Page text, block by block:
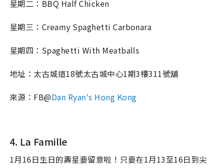
星期二：BBQ Half Chicken
星期三：Creamy Spaghetti Carbonara
星期四：Spaghetti With Meatballs
地址：太古城道18號太古城中心1期3樓311號舖
來源：FB@Dan Ryan's Hong Kong
4. La Famille
1月16日生日的壽星要留意啦！ 只要在1月13至16日到尖